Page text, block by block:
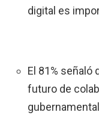
digital es
El 81% señaló
futuro de